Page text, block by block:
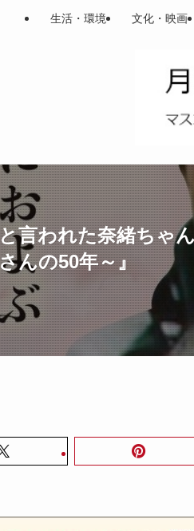
生活・環境 文化・映画
言われた奈緒ちゃ
んの50年～』